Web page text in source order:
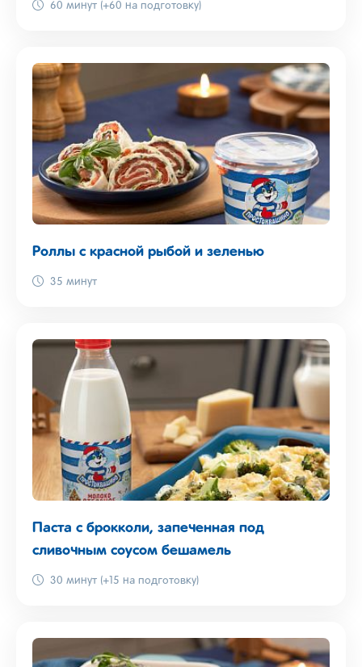
60 минут (+60 на подготовку)
Роллы с красной рыбой и зеленью
35 минут
Паста с брокколи, запеченная под
сливочным соусом бешамель
30 минут (+15 на подготовку)